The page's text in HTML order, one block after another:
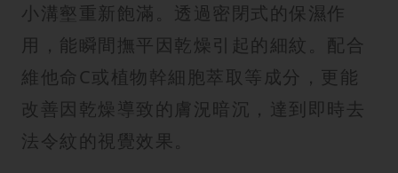
小溝壑重新飽滿。透過密閉式的保濕作
用，能瞬間撫平因乾燥引起的細紋。配合
維他命C或植物幹細胞萃取等成分，更能
改善因乾燥導致的膚況暗沉，達到即時去
法令紋的視覺效果。